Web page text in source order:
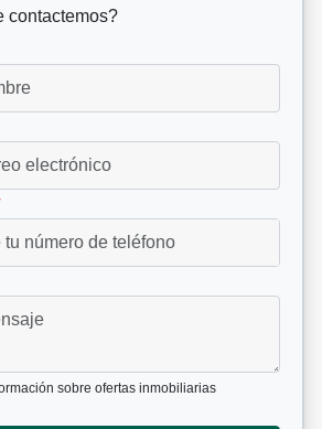
contactemos?
sobre ofertas inmobiliarias